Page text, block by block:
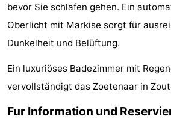
Kirchen
-
Leuchtturme
-
Aussichtspunkte
Attraktionen
bevor Sie schlafen gehen. Ein
Oberlicht mit Markise sorgt für
Dunkelheit und Belüftung.
Ein luxuriöses Badezimmer mit
vervollständigt das Zoetenaar in
Fur Information und